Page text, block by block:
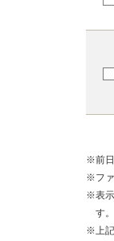
※前日
※ファ
※表示
す。
※上記